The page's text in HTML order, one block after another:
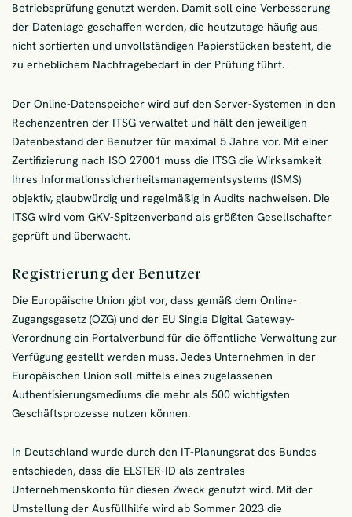
Betriebsprüfung genutzt werden. Damit soll eine Verbesserung
der Datenlage geschaffen werden, die heutzutage häufig aus
nicht sortierten und unvollständigen Papierstücken besteht, die
zu erheblichem Nachfragebedarf in der Prüfung führt.
Der Online-Datenspeicher wird auf den Server-Systemen in den
Rechenzentren der ITSG verwaltet und hält den jeweiligen
Datenbestand der Benutzer für maximal 5 Jahre vor. Mit einer
Zertifizierung nach ISO 27001 muss die ITSG die Wirksamkeit
Ihres Informationssicherheitsmanagementsystems (ISMS)
objektiv, glaubwürdig und regelmäßig in Audits nachweisen. Die
ITSG wird vom GKV-Spitzenverband als größten Gesellschafter
geprüft und überwacht.
Registrierung der Benutzer
Die Europäische Union gibt vor, dass gemäß dem Online-
Zugangsgesetz (OZG) und der EU Single Digital Gateway-
Verordnung ein Portalverbund für die öffentliche Verwaltung zur
Verfügung gestellt werden muss. Jedes Unternehmen in der
Europäischen Union soll mittels eines zugelassenen
Authentisierungsmediums die mehr als 500 wichtigsten
Geschäftsprozesse nutzen können.
In Deutschland wurde durch den IT-Planungsrat des Bundes
entschieden, dass die ELSTER-ID als zentrales
Unternehmenskonto für diesen Zweck genutzt wird. Mit der
Umstellung der Ausfüllhilfe wird ab Sommer 2023 die